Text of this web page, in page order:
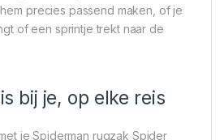
precies passend maken, of je
of een sprintje trekt naar de
bij je, op elke reis
je Spiderman rugzak Spider